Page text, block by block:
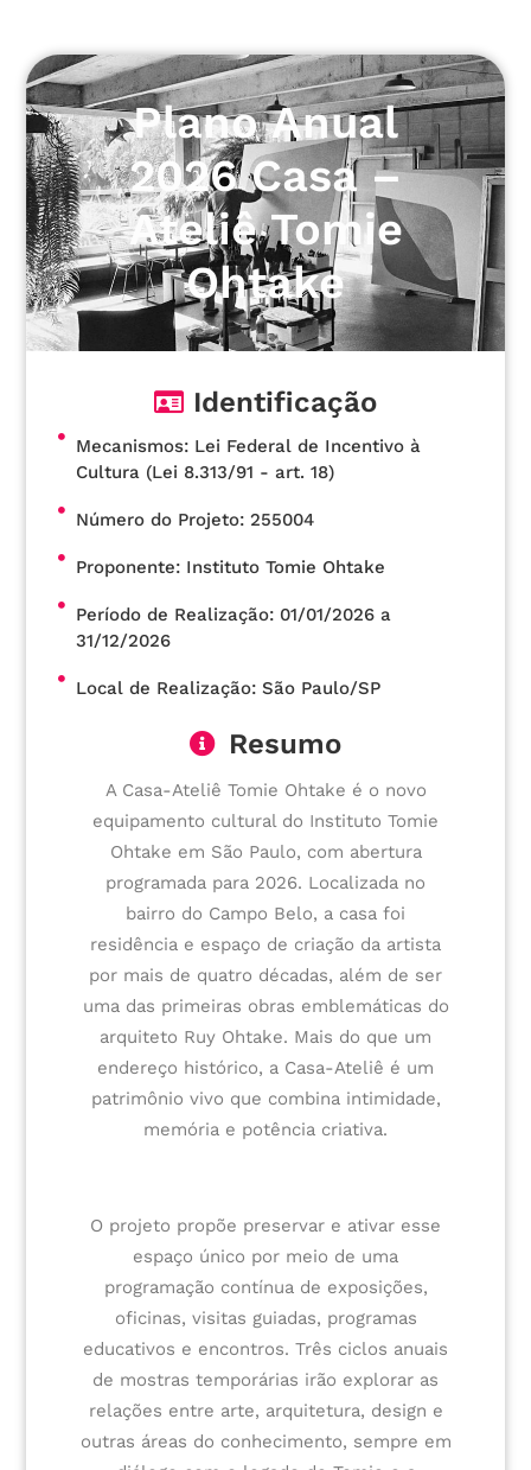
Plano Anual
2026 Casa –
Ateliê Tomie
Ohtake
Identificação
Mecanismos: Lei Federal de Incentivo à
Cultura (Lei 8.313/91 - art. 18)
Número do Projeto: 255004
Proponente: Instituto Tomie Ohtake
Período de Realização: 01/01/2026 a
31/12/2026
Local de Realização: São Paulo/SP
Resumo
A Casa-Ateliê Tomie Ohtake é o novo
equipamento cultural do Instituto Tomie
Ohtake em São Paulo, com abertura
programada para 2026. Localizada no
bairro do Campo Belo, a casa foi
residência e espaço de criação da artista
por mais de quatro décadas, além de ser
uma das primeiras obras emblemáticas do
arquiteto Ruy Ohtake. Mais do que um
endereço histórico, a Casa-Ateliê é um
patrimônio vivo que combina intimidade,
memória e potência criativa.
O projeto propõe preservar e ativar esse
espaço único por meio de uma
programação contínua de exposições,
oficinas, visitas guiadas, programas
educativos e encontros. Três ciclos anuais
de mostras temporárias irão explorar as
relações entre arte, arquitetura, design e
outras áreas do conhecimento, sempre em